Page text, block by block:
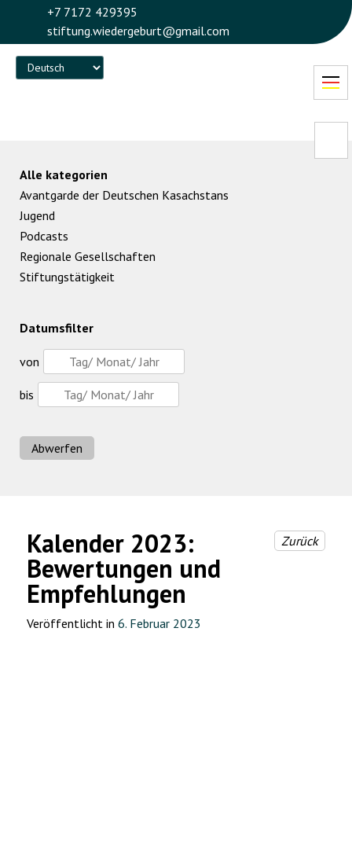
+7 7172 429395
stiftung.wiedergeburt@gmail.com
Language
Kalender 2023:
Bewertungen und
Empfehlungen
Zurück
Veröffentlicht in6. Februar 2023
Alle kategorien
Avantgarde der Deutschen Kasachstans
Jugend
Podcasts
Regionale Gesellschaften
Stiftungstätigkeit
Datumsfilter
von
bis
Abwerfen